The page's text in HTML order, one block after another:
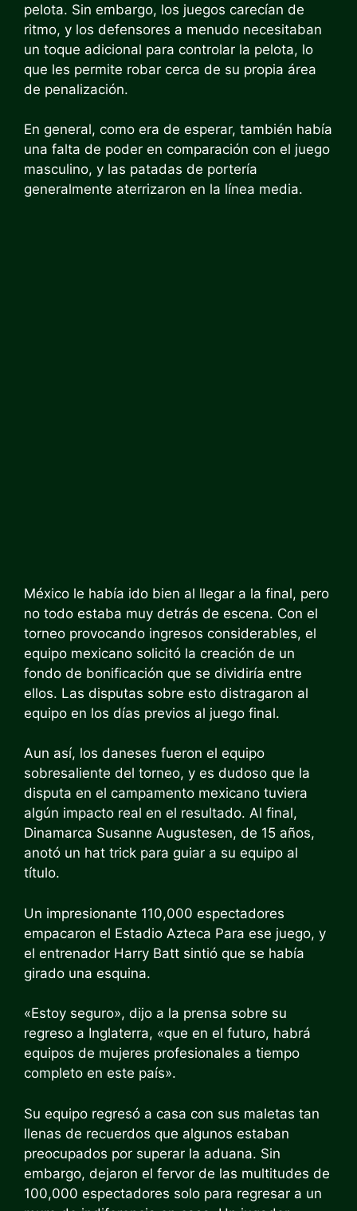
pelota. Sin embargo, los juegos carecían de
ritmo, y los defensores a menudo necesitaban
un toque adicional para controlar la pelota, lo
que les permite robar cerca de su propia área
de penalización.
En general, como era de esperar, también había
una falta de poder en comparación con el juego
masculino, y las patadas de portería
generalmente aterrizaron en la línea media.
México le había ido bien al llegar a la final, pero
no todo estaba muy detrás de escena. Con el
torneo provocando ingresos considerables, el
equipo mexicano solicitó la creación de un
fondo de bonificación que se dividiría entre
ellos. Las disputas sobre esto distragaron al
equipo en los días previos al juego final.
Aun así, los daneses fueron el equipo
sobresaliente del torneo, y es dudoso que la
disputa en el campamento mexicano tuviera
algún impacto real en el resultado. Al final,
Dinamarca Susanne Augustesen, de 15 años,
anotó un hat trick para guiar a su equipo al
título.
Un impresionante 110,000 espectadores
empacaron el Estadio Azteca Para ese juego, y
el entrenador Harry Batt sintió que se había
girado una esquina.
«Estoy seguro», dijo a la prensa sobre su
regreso a Inglaterra, «que en el futuro, habrá
equipos de mujeres profesionales a tiempo
completo en este país».
Su equipo regresó a casa con sus maletas tan
llenas de recuerdos que algunos estaban
preocupados por superar la aduana. Sin
embargo, dejaron el fervor de las multitudes de
100,000 espectadores solo para regresar a un